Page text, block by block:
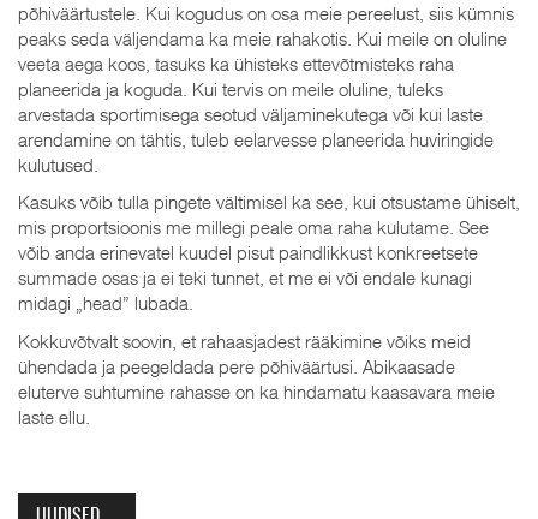
põhiväärtustele. Kui kogudus on osa meie pereelust, siis kümnis
peaks seda väljendama ka meie rahakotis. Kui meile on oluline
veeta aega koos, tasuks ka ühisteks ettevõtmisteks raha
planeerida ja koguda. Kui tervis on meile oluline, tuleks
arvestada sportimisega seotud väljaminekutega või kui laste
arendamine on tähtis, tuleb eelarvesse planeerida huviringide
kulutused.
Kasuks võib tulla pingete vältimisel ka see, kui otsustame ühiselt,
mis proportsioonis me millegi peale oma raha kulutame. See
võib anda erinevatel kuudel pisut paindlikkust konkreetsete
summade osas ja ei teki tunnet, et me ei või endale kunagi
midagi „head” lubada.
Kokkuvõtvalt soovin, et rahaasjadest rääkimine võiks meid
ühendada ja peegeldada pere põhiväärtusi. Abikaasade
eluterve suhtumine rahasse on ka hindamatu kaasavara meie
laste ellu.